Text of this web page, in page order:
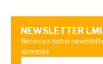
NEWSLETTER LMI
Recevez notre
abonnés